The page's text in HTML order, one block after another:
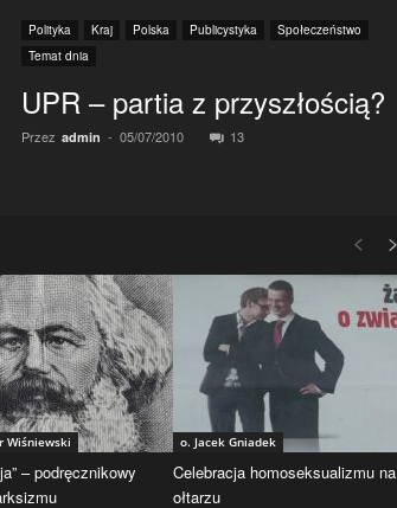
Polityka Kraj Polska Publicystyka
Społeczeństwo
Temat dnia
UPR – partia z przyszłością?
Przez admin - 05/07/2010 13
Wiśniewski
– podręcznikowy
o. Jacek Gniadek
Celebracja homoseksualizmu na
ołtarzu